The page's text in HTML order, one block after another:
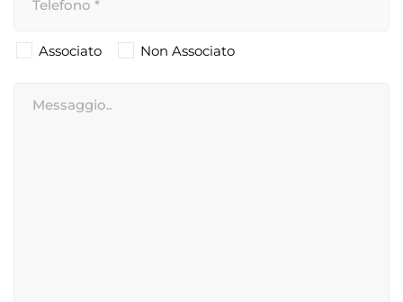
Associato Non Associato